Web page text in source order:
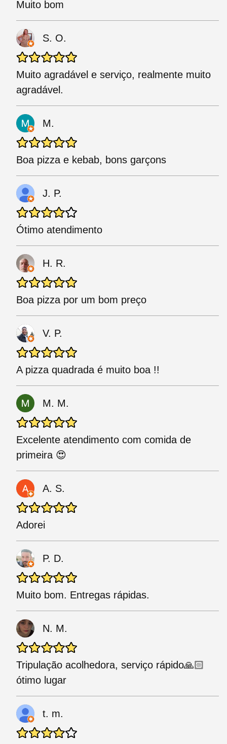
Muito bom
S. O.
Muito agradável e serviço, realmente muito
agradável.
M.
Boa pizza e kebab, bons garçons
J. P.
Ótimo atendimento
H. R.
Boa pizza por um bom preço
V. P.
A pizza quadrada é muito boa !!
M. M.
Excelente atendimento com comida de
primeira 😍
A. S.
Adorei
P. D.
Muito bom. Entregas rápidas.
N. M.
Tripulação acolhedora, serviço rápido🙏🏻
ótimo lugar
t. m.